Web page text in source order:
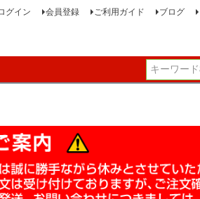
グイン 会員登録 ご利用ガイド ブログ